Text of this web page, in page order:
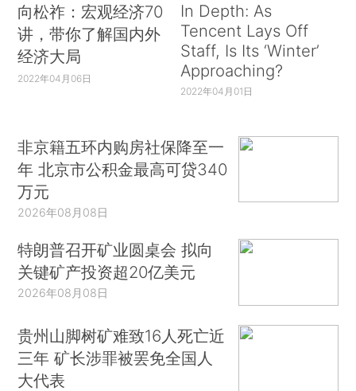
向松祚：宏观经济70
讲，带你了解国内外
经济大局
2022年04月06日
In Depth: As
Tencent Lays Off
Staff, Is Its ‘Winter’
Approaching?
2022年04月01日
非京籍五环内购房社保降至一
年 北京市公积金最高可贷340
万元
2026年08月08日
特朗普召开矿业圆桌会 拟向
关键矿产投资超20亿美元
2026年08月08日
贵州山脚树矿难致16人死亡近
三年 矿长涉罪被罢免全国人
大代表